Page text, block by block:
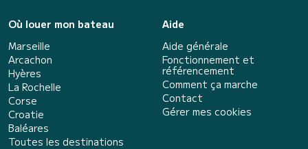
Où louer mon bateau
Marseille
Arcachon
Hyères
La Rochelle
Corse
Croatie
Baléares
Toutes les destinations
Aide
Aide générale
Fonctionnement et
référencement
Comment ça marche
Contact
Gérer mes cookies